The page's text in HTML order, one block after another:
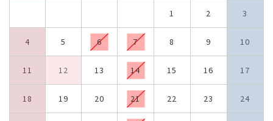
1 2 3
4 5 6 7 8 9 10
11 12 13 14 15 16 17
18 19 20 21 22 23 24